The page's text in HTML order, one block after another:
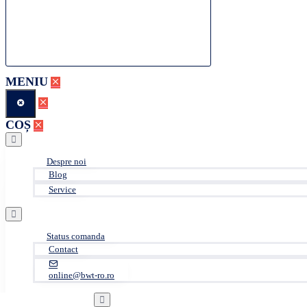
MENIU
COȘ
Despre noi
Blog
Service
Status comanda
Contact
online@bwt-ro.ro